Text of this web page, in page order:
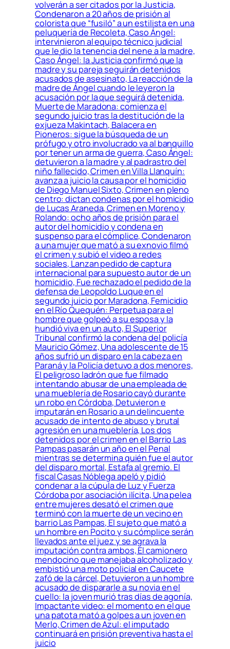
volverán a ser citados por la Justicia,
Condenaron a 20 años de prisión al
colorista que “fusiló” a un estilista en una
peluquería de Recoleta, Caso Ángel:
intervinieron al equipo técnico judicial
que le dio la tenencia del nene a la madre,
Caso Ángel: la Justicia confirmó que la
madre y su pareja seguirán detenidos
acusados de asesinato, La reacción de la
madre de Ángel cuando le leyeron la
acusación por la que seguirá detenida,
Muerte de Maradona: comienza el
segundo juicio tras la destitución de la
exjueza Makintach, Balacera en
Pioneros: sigue la búsqueda de un
prófugo y otro involucrado va al banquillo
por tener un arma de guerra, Caso Ángel:
detuvieron a la madre y al padrastro del
niño fallecido, Crimen en Villa Llanquín:
avanza a juicio la causa por el homicidio
de Diego Manuel Sixto, Crimen en pleno
centro: dictan condenas por el homicidio
de Lucas Araneda, Crimen en Moreno y
Rolando: ocho años de prisión para el
autor del homicidio y condena en
suspenso para el cómplice, Condenaron
a una mujer que mató a su exnovio filmó
el crimen y subió el video a redes
sociales, Lanzan pedido de captura
internacional para supuesto autor de un
homicidio, Fue rechazado el pedido de la
defensa de Leopoldo Luque en el
segundo juicio por Maradona, Femicidio
en el Río Quequén: Perpetua para el
hombre que golpeó a su esposa y la
hundió viva en un auto, El Superior
Tribunal confirmó la condena del policía
Mauricio Gómez, Una adolescente de 15
años sufrió un disparo en la cabeza en
Paraná y la Policía detuvo a dos menores,
El peligroso ladrón que fue filmado
intentando abusar de una empleada de
una mueblería de Rosario cayó durante
un robo en Córdoba, Detuvieron e
imputarán en Rosario a un delincuente
acusado de intento de abuso y brutal
agresión en una mueblería, Los dos
detenidos por el crimen en el Barrio Las
Pampas pasarán un año en el Penal
mientras se determina quién fue el autor
del disparo mortal, Estafa al gremio. El
fiscal Casas Nóblega apeló y pidió
condenar a la cúpula de Luz y Fuerza
Córdoba por asociación ilícita, Una pelea
entre mujeres desató el crimen que
terminó con la muerte de un vecino en
barrio Las Pampas, El sujeto que mató a
un hombre en Pocito y su cómplice serán
llevados ante el juez y se agrava la
imputación contra ambos, El camionero
mendocino que manejaba alcoholizado y
embistió una moto policial en Caucete
zafó de la cárcel, Detuvieron a un hombre
acusado de dispararle a su novia en el
cuello: la joven murió tras días de agonía,
Impactante video: el momento en el que
una patota mató a golpes a un joven en
Merlo, Crimen de Azul: el imputado
continuará en prisión preventiva hasta el
juicio